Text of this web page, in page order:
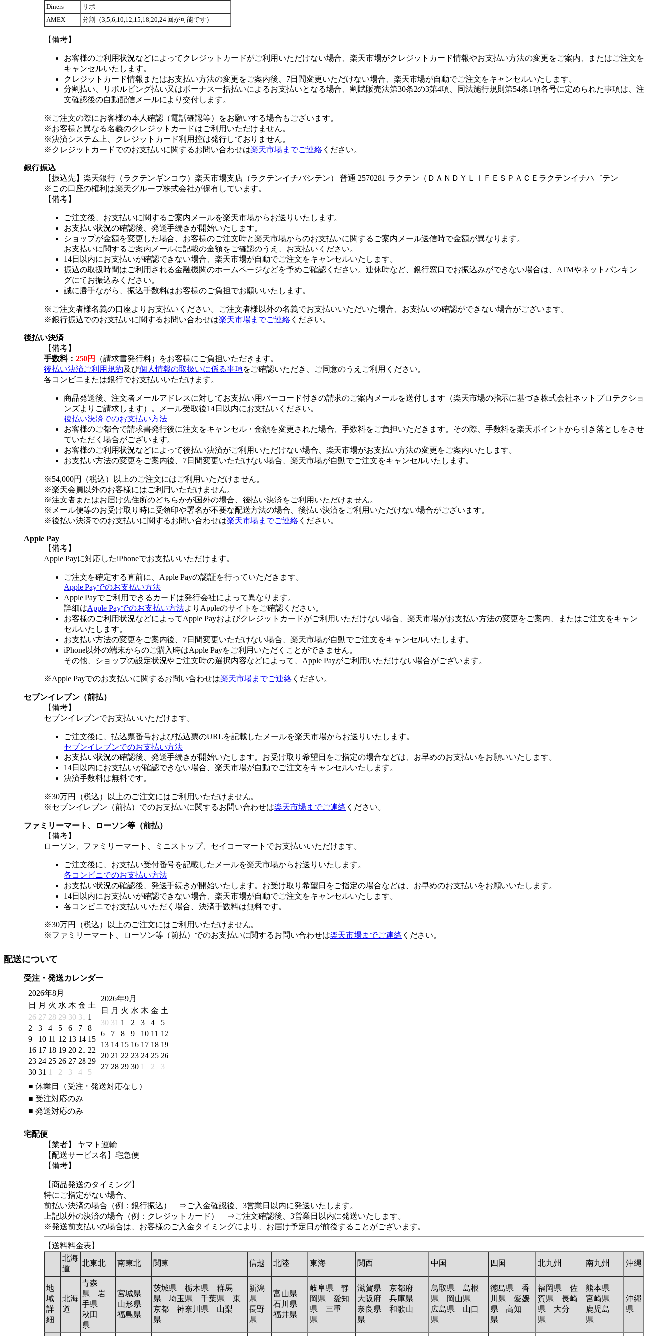
Diners
リボ
AMEX
分割（3,5,6,10,12,15,18,20,24 回が可能です）
【備考】
お客様のご利用状況などによってクレジットカードがご利用いただけない場合、楽天市場がクレジットカード情報やお支払い方法の変更をご案内、またはご注文を
キャンセルいたします。
クレジットカード情報またはお支払い方法の変更をご案内後、7日間変更いただけない場合、楽天市場が自動でご注文をキャンセルいたします。
分割払い、リボルビング払い又はボーナス一括払いによるお支払いとなる場合、割賦販売法第30条2の3第4項、同法施行規則第54条1項各号に定められた事項は、注
文確認後の自動配信メールにより交付します。
※ご注文の際にお客様の本人確認（電話確認等）をお願いする場合もございます。
※お客様と異なる名義のクレジットカードはご利用いただけません。
※決済システム上、クレジットカード利用控は発行しておりません。
※クレジットカードでのお支払いに関するお問い合わせは楽天市場までご連絡 ください。
銀行振込
【振込先】楽天銀行（ラクテンギンコウ）楽天市場支店（ラクテンイチバシテン） 普通 2570281 ラクテン（ＤＡＮＤＹＬＩＦＥＳＰＡＣＥラクテンイチハ゛テン
※この口座の権利は楽天グループ株式会社が保有しています。
【備考】
ご注文後、お支払いに関するご案内メールを楽天市場からお送りいたします。
お支払い状況の確認後、発送手続きが開始いたします。
ショップが金額を変更した場合、お客様のご注文時と楽天市場からのお支払いに関するご案内メール送信時で金額が異なります。
お支払いに関するご案内メールに記載の金額をご確認のうえ、お支払いください。
14日以内にお支払いが確認できない場合、楽天市場が自動でご注文をキャンセルいたします。
振込の取扱時間はご利用される金融機関のホームページなどを予めご確認ください。連休時など、銀行窓口でお振込みができない場合は、ATMやネットバンキン
グにてお振込みください。
誠に勝手ながら、振込手数料はお客様のご負担でお願いいたします。
※ご注文者様名義の口座よりお支払いください。ご注文者様以外の名義でお支払いいただいた場合、お支払いの確認ができない場合がございます。
※銀行振込でのお支払いに関するお問い合わせは楽天市場までご連絡 ください。
後払い決済
【備考】
手数料： 250円
（請求書発行料）をお客様にご負担いただきます。
後払い決済ご利用規約及び個人情報の取扱いに係る事項をご確認いただき、ご同意のうえご利用ください。
各コンビニまたは銀行でお支払いいただけます。
商品発送後、注文者メールアドレスに対してお支払い用バーコード付きの請求のご案内メールを送付します（楽天市場の指示に基づき株式会社ネットプロテクショ
ンズよりご請求します）。メール受取後14日以内にお支払いください。
後払い決済でのお支払い方法
お客様のご都合で請求書発行後に注文をキャンセル・金額を変更された場合、手数料をご負担いただきます。その際、手数料を楽天ポイントから引き落としをさせ
ていただく場合がございます。
お客様のご利用状況などによって後払い決済がご利用いただけない場合、楽天市場がお支払い方法の変更をご案内いたします。
お支払い方法の変更をご案内後、7日間変更いただけない場合、楽天市場が自動でご注文をキャンセルいたします。
※54,000円（税込）以上のご注文にはご利用いただけません。
※楽天会員以外のお客様にはご利用いただけません。
※注文者またはお届け先住所のどちらかが国外の場合、後払い決済をご利用いただけません。
※メール便等のお受け取り時に受領印や署名が不要な配送方法の場合、後払い決済をご利用いただけない場合がございます。
※後払い決済でのお支払いに関するお問い合わせは楽天市場までご連絡 ください。
Apple Pay
【備考】
Apple Payに対応したiPhoneでお支払いいただけます。
ご注文を確定する直前に、Apple Payの認証を行っていただきます。
Apple Payでのお支払い方法
Apple Payでご利用できるカードは発行会社によって異なります。
詳細はApple Payでのお支払い方法よりAppleのサイトをご確認ください。
お客様のご利用状況などによってApple Payおよびクレジットカードがご利用いただけない場合、楽天市場がお支払い方法の変更をご案内、またはご注文をキャン
セルいたします。
お支払い方法の変更をご案内後、7日間変更いただけない場合、楽天市場が自動でご注文をキャンセルいたします。
iPhone以外の端末からのご購入時はApple Payをご利用いただくことができません。
その他、ショップの設定状況やご注文時の選択内容などによって、Apple Payがご利用いただけない場合がございます。
※Apple Payでのお支払いに関するお問い合わせは楽天市場までご連絡 ください。
セブンイレブン（前払）
【備考】
セブンイレブンでお支払いいただけます。
ご注文後に、払込票番号および払込票のURLを記載したメールを楽天市場からお送りいたします。
セブンイレブンでのお支払い方法
お支払い状況の確認後、発送手続きが開始いたします。お受け取り希望日をご指定の場合などは、お早めのお支払いをお願いいたします。
14日以内にお支払いが確認できない場合、楽天市場が自動でご注文をキャンセルいたします。
決済手数料は無料です。
※30万円（税込）以上のご注文にはご利用いただけません。
※セブンイレブン（前払）でのお支払いに関するお問い合わせは楽天市場までご連絡 ください。
ファミリーマート、ローソン等（前払）
【備考】
ローソン、ファミリーマート、ミニストップ、セイコーマートでお支払いいただけます。
ご注文後に、お支払い受付番号を記載したメールを楽天市場からお送りいたします。
各コンビニでのお支払い方法
お支払い状況の確認後、発送手続きが開始いたします。お受け取り希望日をご指定の場合などは、お早めのお支払いをお願いいたします。
14日以内にお支払いが確認できない場合、楽天市場が自動でご注文をキャンセルいたします。
各コンビニでお支払いいただく場合、決済手数料は無料です。
※30万円（税込）以上のご注文にはご利用いただけません。
※ファミリーマート、ローソン等（前払）でのお支払いに関するお問い合わせは楽天市場までご連絡 ください。
配送について
受注・発送カレンダー
2026年8月
日
月 火 水 木 金 土
26 27 28 29 30 31 1
2
3 4 5 6 7
8
9
10 11 12 13 14 15
16 17 18 19 20 21 22
23 24 25 26 27 28 29
30 31 1 2 3 4 5
2026年9月
日
月 火 水 木 金 土
30 31 1 2 3 4
5
6
7 8 9 10 11 12
13 14 15 16 17 18 19
20 21 22 23 24 25 26
27 28 29 30 1 2 3
■ 休業日（受注・発送対応なし）
■ 受注対応のみ
■ 発送対応のみ
宅配便
【業者】 ヤマト運輸
【配送サービス名】宅急便
【備考】
【商品発送のタイミング】
特にご指定がない場合、
前払い決済の場合（例：銀行振込） ⇒ご入金確認後、3営業日以内に発送いたします。
上記以外の決済の場合（例：クレジットカード） ⇒ご注文確認後、3営業日以内に発送いたします。
※発送前支払いの場合は、お客様のご入金タイミングにより、お届け予定日が前後することがございます。
【送料料金表】
北海
道
北東北 南東北 関東 信越 北陸 東海 関西 中国 四国 北九州 南九州 沖縄
地
域
詳
細
北海
道
青森
県 岩
手県
秋田
県
宮城県
山形県
福島県
茨城県 栃木県 群馬
県 埼玉県 千葉県 東
京都 神奈川県 山梨
県
新潟
県
長野
県
富山県
石川県
福井県
岐阜県 静
岡県 愛知
県 三重
県
滋賀県 京都府
大阪府 兵庫県
奈良県 和歌山
県
鳥取県 島根
県 岡山県
広島県 山口
県
徳島県 香
川県 愛媛
県 高知
県
福岡県 佐
賀県 長崎
県 大分
県
熊本県
宮崎県
鹿児島
県
沖縄
県